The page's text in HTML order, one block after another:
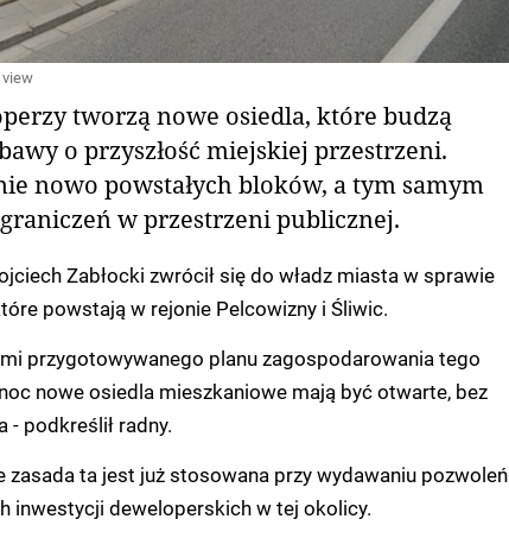
tworzą nowe osiedla, które budzą
o przyszłość miejskiej przestrzeni.
nowo powstałych bloków, a tym samym
w przestrzeni publicznej.
Zabłocki zwrócił się do władz miasta w sprawie
powstają w rejonie Pelcowizny i Śliwic.
przygotowywanego planu zagospodarowania tego
nowe osiedla mieszkaniowe mają być otwarte, bez
podkreślił radny.
zasada ta jest już stosowana przy wydawaniu pozwoleń
inwestycji deweloperskich w tej okolicy.